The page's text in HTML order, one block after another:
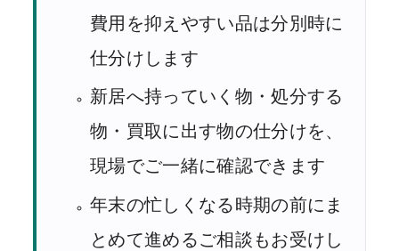
費用を抑えやすい品は分別時に
仕分けします
新居へ持っていく物・処分する
物・買取に出す物の仕分けを、
現場でご一緒に確認できます
年末の忙しくなる時期の前にま
とめて進めるご相談もお受けし